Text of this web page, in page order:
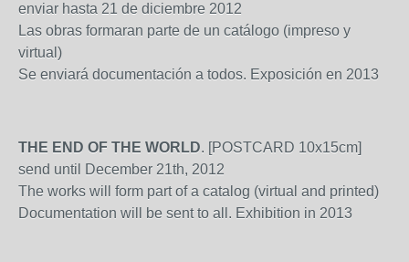
enviar hasta 21 de diciembre 2012
Las obras formaran parte de un catálogo (impreso y
virtual)
Se enviará documentación a todos. Exposición en 2013
THE END OF THE WORLD. [POSTCARD 10x15cm]
send until December 21th, 2012
The works will form part of a catalog (virtual and printed)
Documentation will be sent to all. Exhibition in 2013